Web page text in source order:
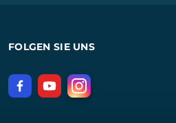
FOLGEN SIE UNS